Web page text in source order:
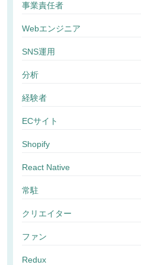
事業責任者
Webエンジニア
SNS運用
分析
経験者
ECサイト
Shopify
React Native
常駐
クリエイター
ファン
Redux